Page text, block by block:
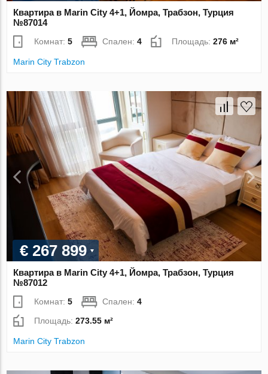
Квартира в Marin City 4+1, Йомра, Трабзон, Турция
№87014
Комнат:5 Спален:4 Площадь:276 м²
Marin City Trabzon
€ 267 899
Квартира в Marin City 4+1, Йомра, Трабзон, Турция
№87012
Комнат:5 Спален:4
Площадь:273.55 м²
Marin City Trabzon